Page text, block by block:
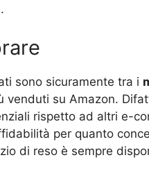
sono sicuramente tra i
venduti su Amazon.
rispetto ad altri e-
per quanto
di reso è sempre